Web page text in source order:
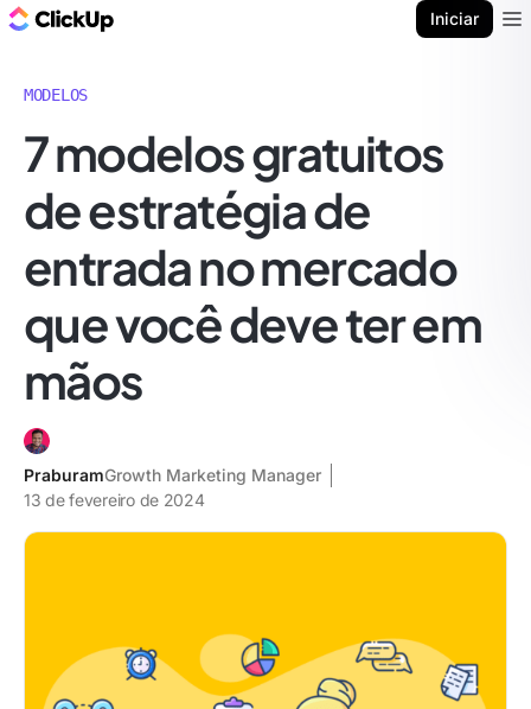
Iniciar
MODELOS
7 modelos gratuitos
de estratégia de
entrada no mercado
que você deve ter em
mãos
PraburamGrowth Marketing Manager
13 de fevereiro de 2024